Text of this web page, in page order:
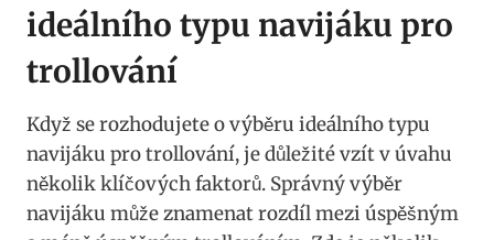
ideálního​ typu navijáku ‍pro
trollování
Když ⁢se rozhodujete o výběru ideálního typu
navijáku pro trollování, je důležité vzít v úvahu
několik klíčových faktorů. Správný výběr
navijáku může znamenat rozdíl mezi úspěšným